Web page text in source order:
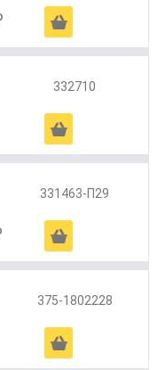
Ä
332710
Ä
331463-П29
Ä
375-1802228
Ä